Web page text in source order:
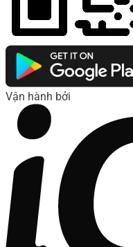
Vận hành bởi